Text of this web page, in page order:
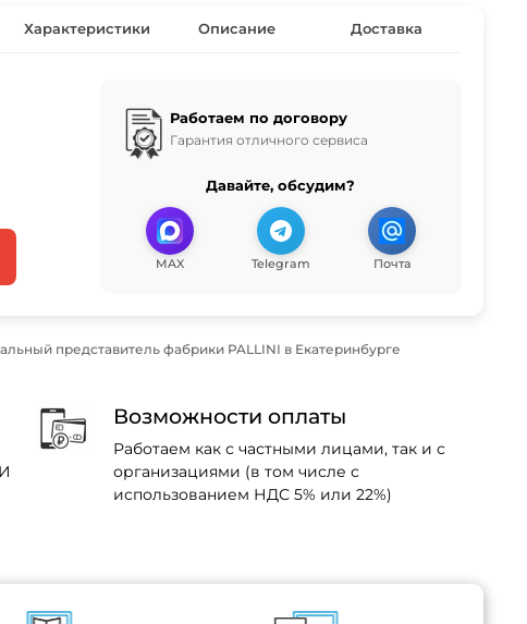
Характеристики Описание Доставка
Работаем по договору
Гарантия отличного сервиса
Давайте, обсудим?
MAX Telegram Почта
представитель фабрики PALLINI в Екатеринбурге
Возможности оплаты
Работаем как с частными лицами, так и с
организациями (в том числе с
использованием НДС 5% или 22%)